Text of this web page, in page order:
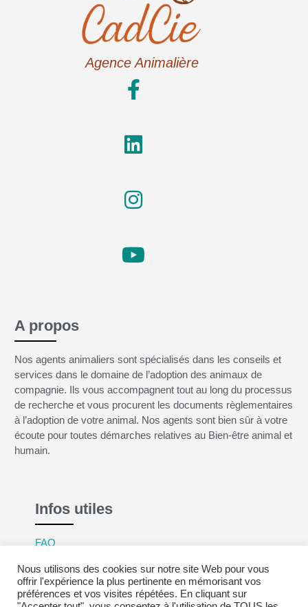
Agence Animalière
A propos
Nos agents animaliers sont spécialisés dans les conseils et
services dans le domaine de l’adoption des animaux de
compagnie. Ils vous accompagnent tout au long du processus
de recherche et vous procurent les documents règlementaires
à l’adoption de votre animal. Nos agents sont bien sûr à votre
écoute pour toutes démarches relatives au Bien-être animal et
humain.
Infos utiles
FAQ
Politique de confidentialité
CGV
Nous utilisons des cookies sur notre site Web pour vous
offrir l'expérience la plus pertinente en mémorisant vos
préférences et vos visites répétées. En cliquant sur